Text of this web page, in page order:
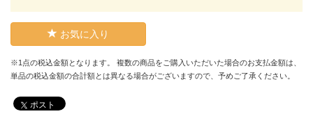
お気に入り
※1点の税込金額となります。 複数の商品をご購入いただいた場合のお支払金額は、
単品の税込金額の合計額とは異なる場合がございますので、予めご了承ください。
ポスト